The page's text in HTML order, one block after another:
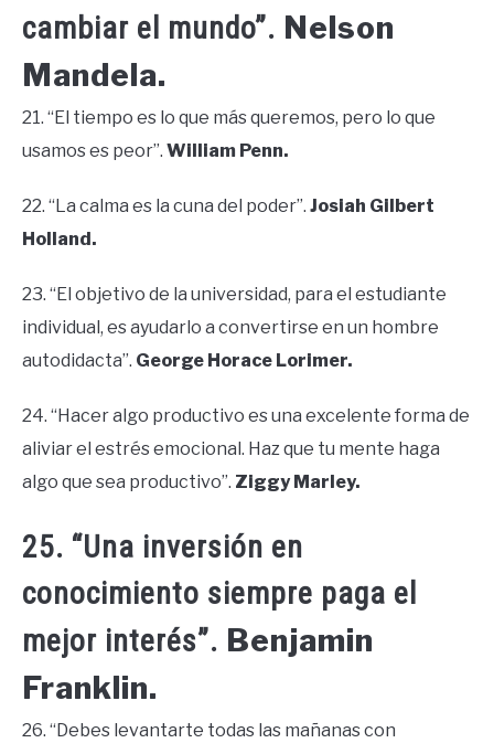
cambiar el mundo”. Nelson
Mandela.
21. “El tiempo es lo que más queremos, pero lo que
usamos es peor”. William Penn.
22. “La calma es la cuna del poder”. Josiah Gilbert
Holland.
23. “El objetivo de la universidad, para el estudiante
individual, es ayudarlo a convertirse en un hombre
autodidacta”. George Horace Lorimer.
24. “Hacer algo productivo es una excelente forma de
aliviar el estrés emocional. Haz que tu mente haga
algo que sea productivo”. Ziggy Marley.
25. “Una inversión en
conocimiento siempre paga el
mejor interés”. Benjamin
Franklin.
26. “Debes levantarte todas las mañanas con